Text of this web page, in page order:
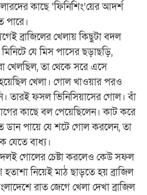
কাছে ‘ফিনিশিং’য়ের আদর্শ
পারে।
ব্রাজিলের খেলায় কিছুটা বদল
যে মিস পাসের ছড়াছড়ি,
খেলছিল, তা থেকে সরে এসে
হয়েছিল খেলা। গোল খাওয়ার পরও
তারই ফসল ভিনিসিয়াসের গোল। বাঁ
কাছে বল পেয়েছিলেন। কাট করে
পায়ে যে শটে গোল করলেন, তা
যেতে বাধ্য।
গোলের চেষ্টা করলেও কেউ সফল
নিয়েই মাঠ ছাড়তে হয় ব্রাজিল
রাত জেগে খেলা দেখা ব্রাজিল